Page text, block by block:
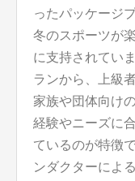
ったパッケージ
冬のスポーツが
に支持されてい
ランから、上級
家族や団体向け
経験やニーズに
ているのが特徴
ンダクターによ